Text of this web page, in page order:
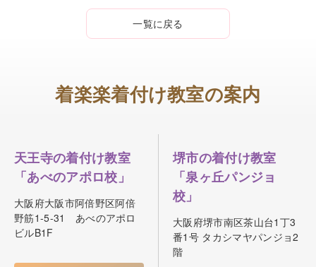
一覧に戻る
着楽楽着付け教室の案内
天王寺の着付け教室
「あべのアポロ校」
大阪府大阪市阿倍野区阿倍
野筋1-5-31 あべのアポロ
ビルB1F
堺市の着付け教室
「泉ヶ丘パンジョ
校」
大阪府堺市南区茶山台1丁3
番1号 タカシマヤパンジョ2
階